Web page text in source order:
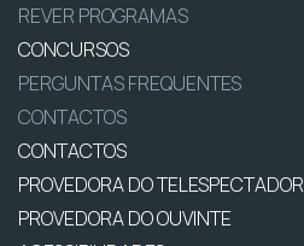
REVER PROGRAMAS
CONCURSOS
PERGUNTAS FREQUENTES
CONTACTOS
CONTACTOS
PROVEDORA DO TELESPECTADOR
PROVEDORA DO OUVINTE